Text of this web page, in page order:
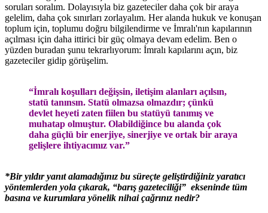
soruları soralım. Dolayısıyla biz gazeteciler daha çok bir araya
gelelim, daha çok sınırları zorlayalım. Her alanda hukuk ve konuşan
toplum için, toplumu doğru bilgilendirme ve İmralı'nın kapılarının
açılması için daha ittirici bir güç olmaya devam edelim. Ben o
yüzden buradan şunu tekrarlıyorum: İmralı kapılarını açın, biz
gazeteciler gidip görüşelim.
“İmralı koşulları değişsin, iletişim alanları açılsın,
statü tanınsın. Statü olmazsa olmazdır; çünkü
devlet heyeti zaten fiilen bu statüyü tanımış ve
muhatap olmuştur. Olabildiğince bu alanda çok
daha güçlü bir enerjiye, sinerjiye ve ortak bir araya
gelişlere ihtiyacımız var.”
*Bir yıldır yanıt alamadığınız bu süreçte geliştirdiğiniz yaratıcı
yöntemlerden yola çıkarak, “barış gazeteciliği” ekseninde tüm
basına ve kurumlara yönelik nihai çağrınız nedir?